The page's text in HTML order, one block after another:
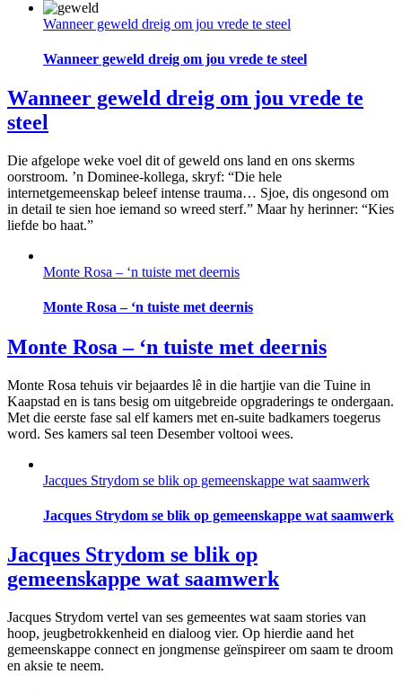
Wanneer geweld dreig om jou vrede te steel
Wanneer geweld dreig om jou vrede te steel
Wanneer geweld dreig om jou vrede te
steel
Die afgelope weke voel dit of geweld ons land en ons skerms
oorstroom. ’n Dominee-kollega, skryf: “Die hele
internetgemeenskap beleef intense trauma… Sjoe, dis ongesond om
in detail te sien hoe iemand so wreed sterf.” Maar hy herinner: “Kies
liefde bo haat.”
Monte Rosa – ‘n tuiste met deernis
Monte Rosa – ‘n tuiste met deernis
Monte Rosa – ‘n tuiste met deernis
Monte Rosa tehuis vir bejaardes lê in die hartjie van die Tuine in
Kaapstad en is tans besig om uitgebreide opgraderings te ondergaan.
Met die eerste fase sal elf kamers met en-suite badkamers toegerus
word. Ses kamers sal teen Desember voltooi wees.
Jacques Strydom se blik op gemeenskappe wat saamwerk
Jacques Strydom se blik op gemeenskappe wat saamwerk
Jacques Strydom se blik op
gemeenskappe wat saamwerk
Jacques Strydom vertel van ses gemeentes wat saam stories van
hoop, jeugbetrokkenheid en dialoog vier. Op hierdie aand het
gemeenskappe connect en jongmense geïnspireer om saam te droom
en aksie te neem.